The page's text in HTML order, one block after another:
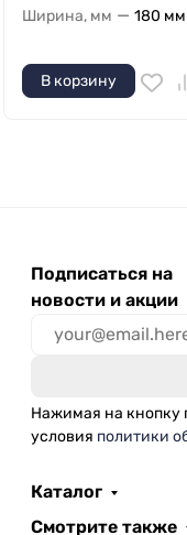
Ширина, мм — 180 мм
В корзину
Подписаться на
новости и акции
Нажимая на кнопку
условия политики
Каталог
Смотрите также